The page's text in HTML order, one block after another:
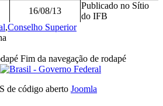
16/08/13
Publicado no Sítio
do IFB
,Conselho Superior
Fim da navegação de rodapé
de código aberto Joomla